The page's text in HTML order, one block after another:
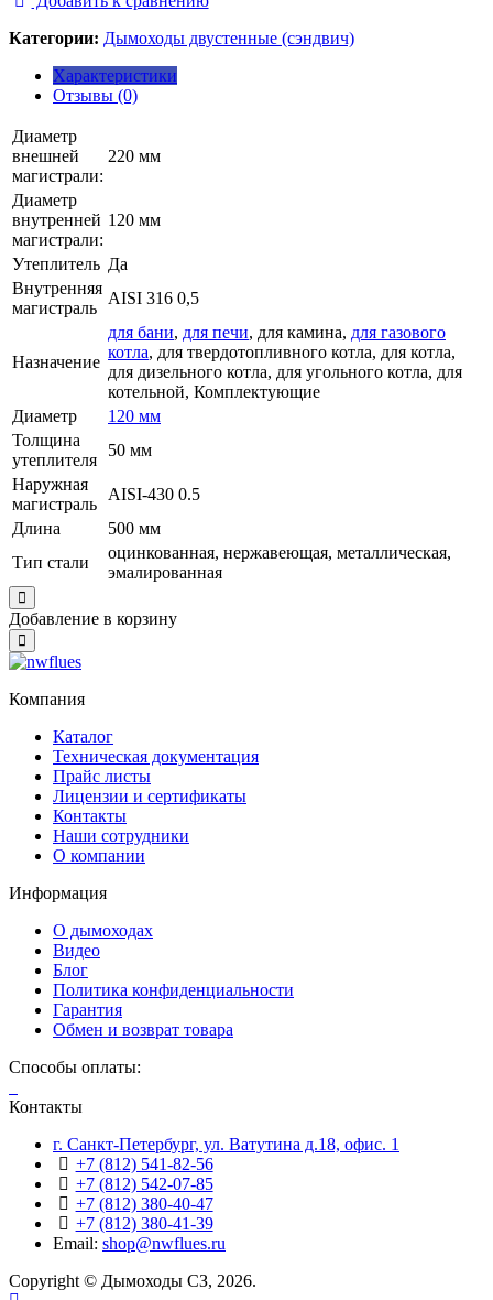
Категории: Дымоходы двустенные (сэндвич)
Характеристики
Отзывы (0)
Диаметр
внешней
магистрали:
220 мм
Диаметр
внутренней
магистрали:
120 мм
Утеплитель Да
Внутренняя
магистраль
AISI 316 0,5
Назначение
для бани, для печи, для камина, для газового
котла, для твердотопливного котла, для котла,
для дизельного котла, для угольного котла, для
котельной, Комплектующие
Диаметр
120 мм
Толщина
утеплителя
50 мм
Наружная
магистраль
AISI-430 0.5
Длина
500 мм
Тип стали
оцинкованная, нержавеющая, металлическая,
эмалированная
Добавление в корзину
Компания
Каталог
Техническая документация
Прайс листы
Лицензии и сертификаты
Контакты
Наши сотрудники
О компании
Информация
О дымоходах
Видео
Блог
Политика конфиденциальности
Гарантия
Обмен и возврат товара
Способы оплаты:
Контакты
г. Санкт-Петербург, ул. Ватутина д.18, офис. 1
+7 (812) 541-82-56
+7 (812) 542-07-85
+7 (812) 380-40-47
+7 (812) 380-41-39
Email: shop@nwflues.ru
Copyright © Дымоходы СЗ, 2026.